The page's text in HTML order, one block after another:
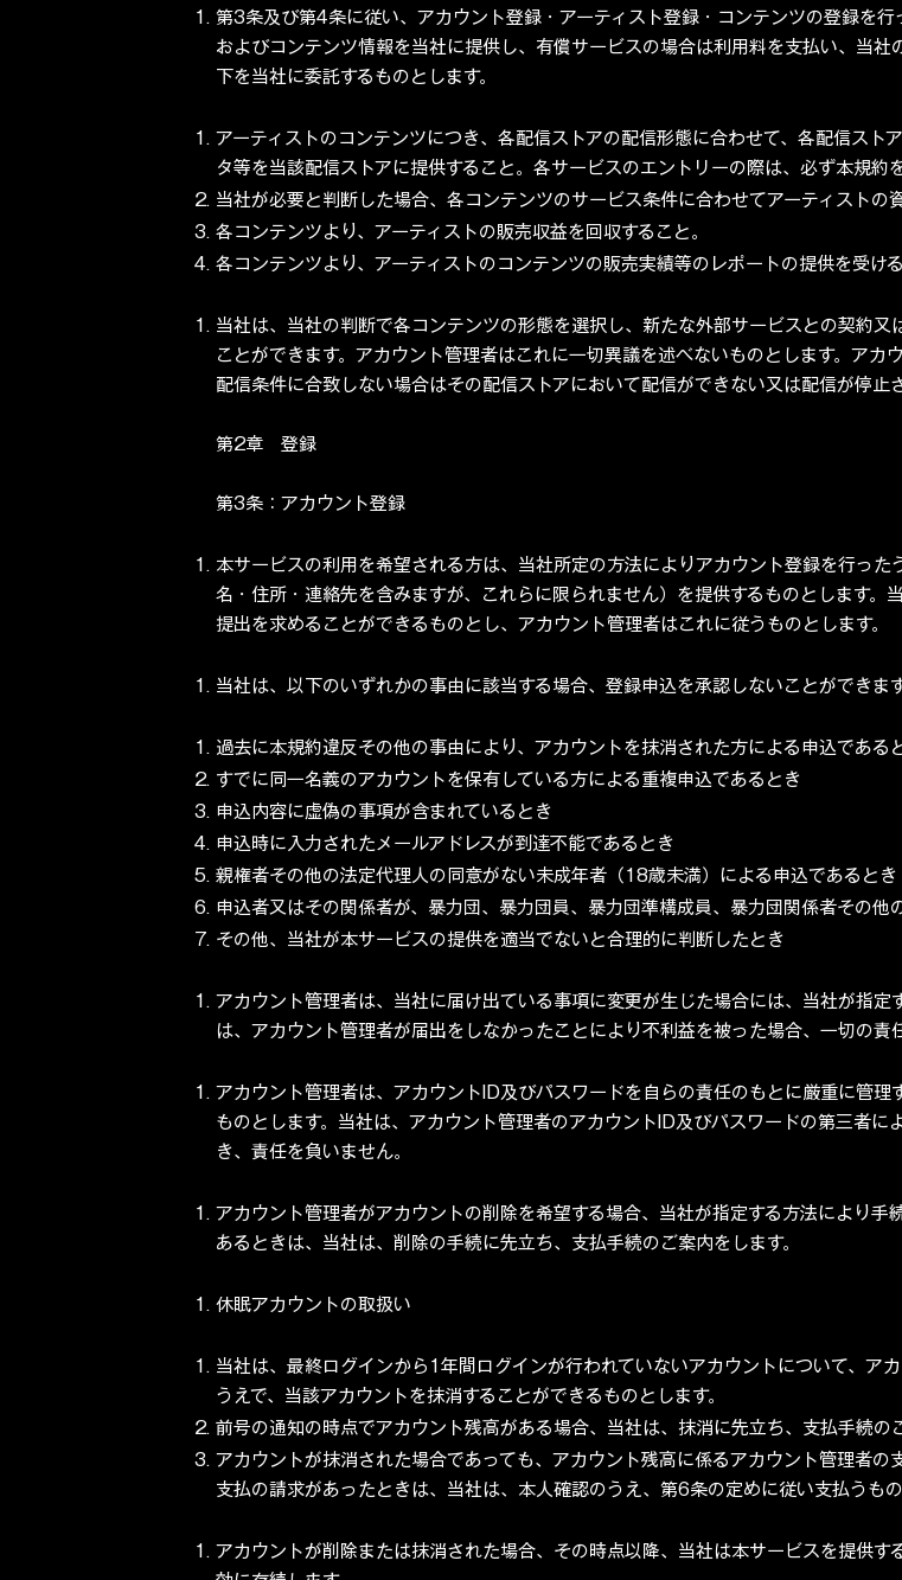
第3条及び第4条に従い、アカウント登録・アーティスト登録・コンテンツの登録を
およびコンテンツ情報を当社に提供し、有償サービスの場合は利用料を支払い、当
下を当社に委託するものとします。
アーティストのコンテンツにつき、各配信ストアの配信形態に合わせて、各配信スト
タ等を当該配信ストアに提供すること。各サービスのエントリーの際は、必ず本規約
当社が必要と判断した場合、各コンテンツのサービス条件に合わせてアーティストの
各コンテンツより、アーティストの販売収益を回収すること。
各コンテンツより、アーティストのコンテンツの販売実績等のレポートの提供を受ける
当社は、当社の判断で各コンテンツの形態を選択し、新たな外部サービスとの契約
ことができます。アカウント管理者はこれに一切異議を述べないものとします。アカ
配信条件に合致しない場合はその配信ストアにおいて配信ができない又は配信が停止
第2章 登録
第3条：アカウント登録
本サービスの利用を希望される方は、当社所定の方法によりアカウント登録を行っ
名・住所・連絡先を含みますが、これらに限られません）を提供するものとします
提出を求めることができるものとし、アカウント管理者はこれに従うものとします。
当社は、以下のいずれかの事由に該当する場合、登録申込を承認しないことができます
過去に本規約違反その他の事由により、アカウントを抹消された方による申込である
すでに同一名義のアカウントを保有している方による重複申込であるとき
申込内容に虚偽の事項が含まれているとき
申込時に入力されたメールアドレスが到達不能であるとき
親権者その他の法定代理人の同意がない未成年者（18歳未満）による申込であるとき
申込者又はその関係者が、暴力団、暴力団員、暴力団準構成員、暴力団関係者その
その他、当社が本サービスの提供を適当でないと合理的に判断したとき
アカウント管理者は、当社に届け出ている事項に変更が生じた場合には、当社が指定
は、アカウント管理者が届出をしなかったことにより不利益を被った場合、一切の責
アカウント管理者は、アカウントID及びパスワードを自らの責任のもとに厳重に管
ものとします。当社は、アカウント管理者のアカウントID及びパスワードの第三者
き、責任を負いません。
アカウント管理者がアカウントの削除を希望する場合、当社が指定する方法により
あるときは、当社は、削除の手続に先立ち、支払手続のご案内をします。
休眠アカウントの取扱い
当社は、最終ログインから1年間ログインが行われていないアカウントについて、ア
うえで、当該アカウントを抹消することができるものとします。
前号の通知の時点でアカウント残高がある場合、当社は、抹消に先立ち、支払手続の
アカウントが抹消された場合であっても、アカウント残高に係るアカウント管理者
支払の請求があったときは、当社は、本人確認のうえ、第6条の定めに従い支払うもの
アカウントが削除または抹消された場合、その時点以降、当社は本サービスを提供